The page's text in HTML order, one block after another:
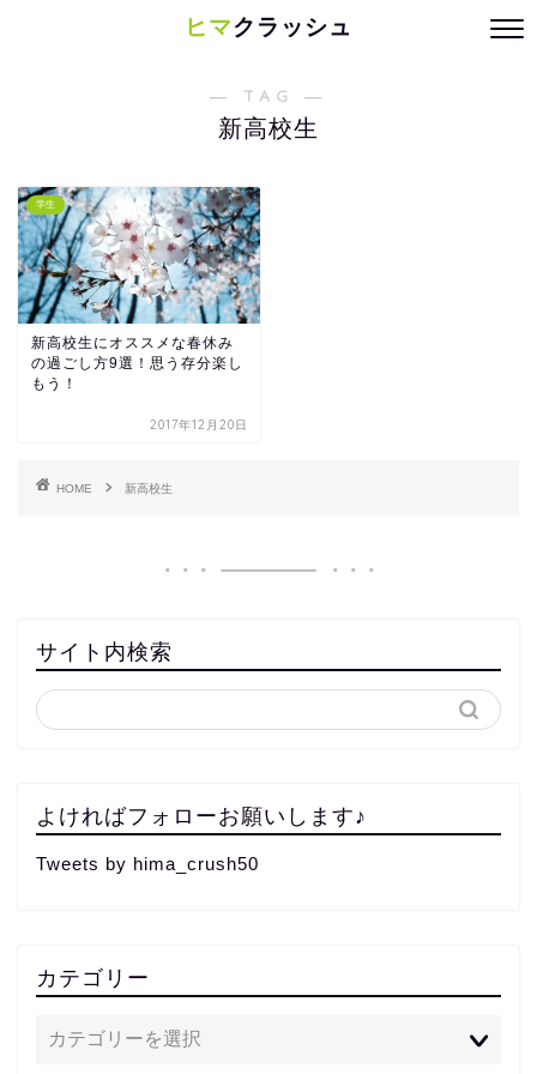
ヒマクラッシュ
― TAG ―
新高校生
学生
新高校生にオススメな春休み
の過ごし方9選！思う存分楽し
もう！
2017年12月20日
HOME 新高校生
サイト内検索
よければフォローお願いします♪
Tweets by hima_crush50
カテゴリー